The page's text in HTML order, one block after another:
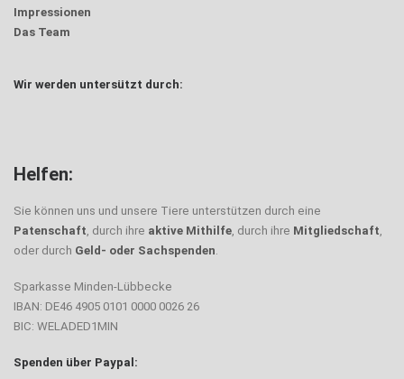
Impressionen
Das Team
Wir werden untersützt durch:
Helfen:
Sie können uns und unsere Tiere unterstützen durch eine
Patenschaft, durch ihre aktive Mithilfe, durch ihre Mitgliedschaft,
oder durch Geld- oder Sachspenden.
Sparkasse Minden-Lübbecke
IBAN: DE46 4905 0101 0000 0026 26
BIC: WELADED1MIN
Spenden über Paypal: